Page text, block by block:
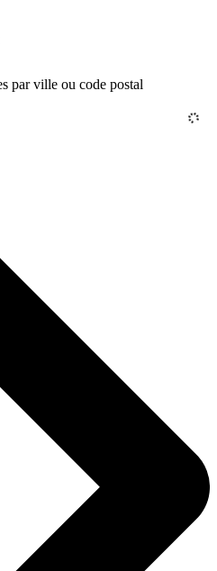
par ville ou code postal